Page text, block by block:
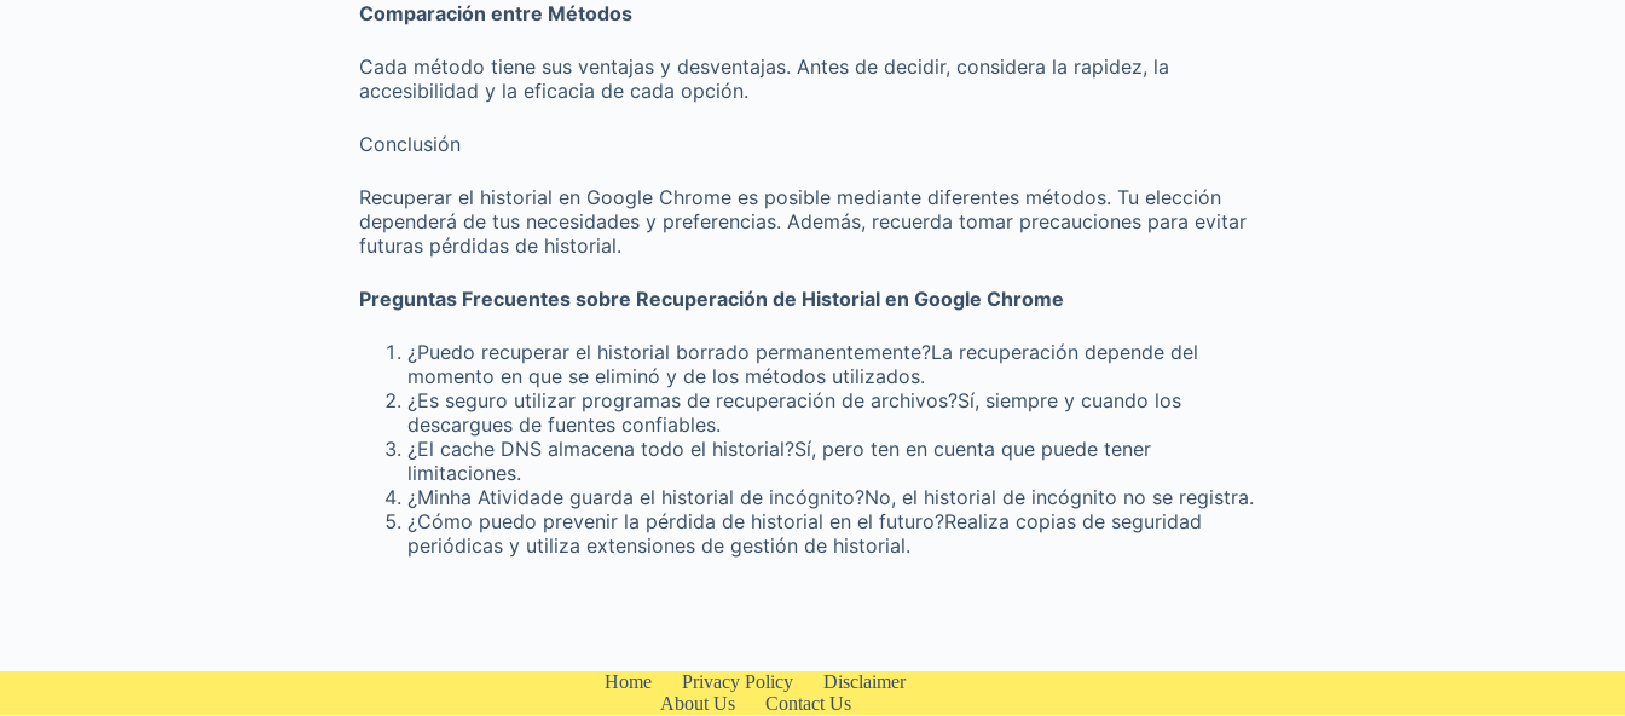
Comparación entre Métodos
Cada método tiene sus ventajas y desventajas. Antes de decidir, considera la rapidez, la
accesibilidad y la eficacia de cada opción.
Conclusión
Recuperar el historial en Google Chrome es posible mediante diferentes métodos. Tu elección
dependerá de tus necesidades y preferencias. Además, recuerda tomar precauciones para evitar
futuras pérdidas de historial.
Preguntas Frecuentes sobre Recuperación de Historial en Google Chrome
¿Puedo recuperar el historial borrado permanentemente?La recuperación depende del
momento en que se eliminó y de los métodos utilizados.
¿Es seguro utilizar programas de recuperación de archivos?Sí, siempre y cuando los
descargues de fuentes confiables.
¿El cache DNS almacena todo el historial?Sí, pero ten en cuenta que puede tener
limitaciones.
¿Minha Atividade guarda el historial de incógnito?No, el historial de incógnito no se registra.
¿Cómo puedo prevenir la pérdida de historial en el futuro?Realiza copias de seguridad
periódicas y utiliza extensiones de gestión de historial.
Home Privacy Policy
Disclaimer
About Us
Contact Us